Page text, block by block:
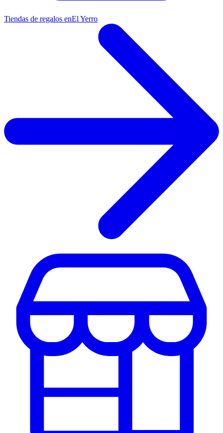
Tiendas de regalos enEl Yerro